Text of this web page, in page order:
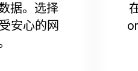
据。选择
安心的网